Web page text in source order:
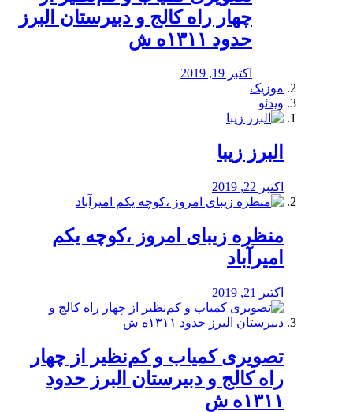
چهار راه كالج و دبيرستان البرز
حدود ۱۳۱۱ه ش
اکتبر 19, 2019
موزیک
ویدئو
البرز زیبا
اکتبر 22, 2019
منظره‌‌ زیبای امروز ،کوچه یکم
امیرآباد
اکتبر 21, 2019
️تصویری کمیاب و کم‌نظیر از چهار
راه كالج و دبيرستان البرز حدود
۱۳۱۱ه ش